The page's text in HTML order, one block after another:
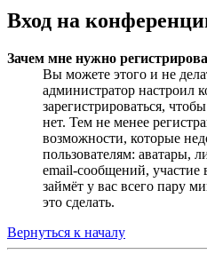
Вход на
Зачем мне нужно
Вы можете этого и не
администратор
зарегистрироваться,
нет. Тем не менее
возможности, которые
пользователям: аватары,
email-сообщений, участие
займёт у вас всего пару
это сделать.
Вернуться к началу